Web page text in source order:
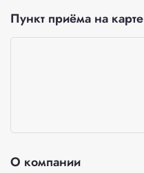
Пункт приёма на карте
О компании